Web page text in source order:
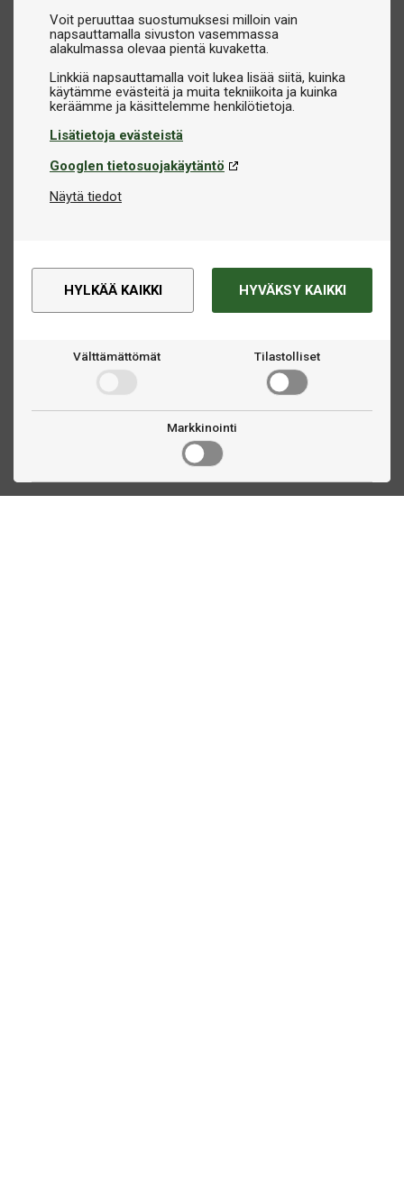
Voit peruuttaa suostumuksesi milloin vain
napsauttamalla sivuston vasemmassa
alakulmassa olevaa pientä kuvaketta.
Linkkiä napsauttamalla voit lukea lisää siitä, kuinka
käytämme evästeitä ja muita tekniikoita ja kuinka
Lisätietoja evästeistä
Googlen tietosuojakäytäntö
Näytä tiedot
HYLKÄÄ KAIKKI HYVÄKSY KAIKKI
Välttämättömät Tilastolliset
Markkinointi